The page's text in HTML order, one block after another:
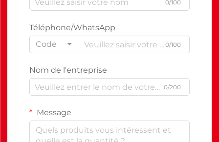
0/100
Téléphone/WhatsApp
Code
0/100
Nom de l'entreprise
0/200
Message